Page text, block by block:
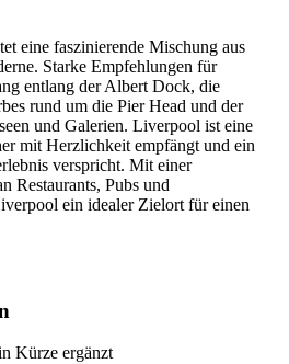
eine faszinierende Mischung aus
Starke Empfehlungen für
entlang der Albert Dock, die
rund um die Pier Head und der
und Galerien. Liverpool ist eine
mit Herzlichkeit empfängt und ein
verspricht. Mit einer
Restaurants, Pubs und
ein idealer Zielort für einen
Kürze ergänzt